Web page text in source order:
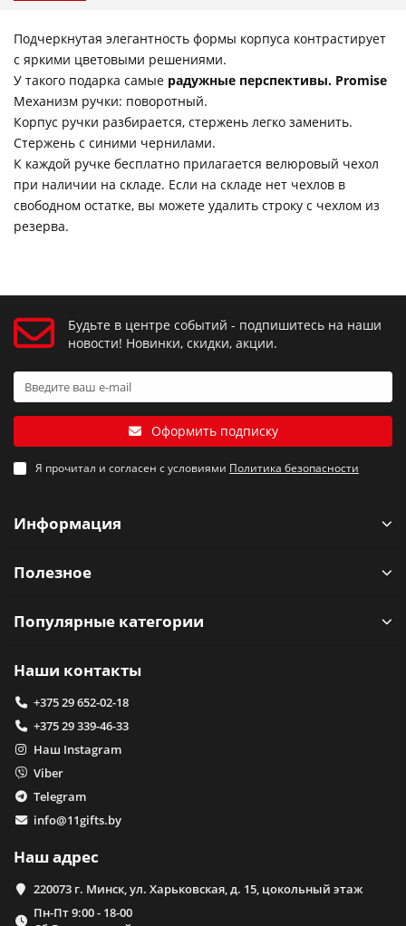
Подчеркнутая элегантность формы корпуса контрастирует
с яркими цветовыми решениями.
У такого подарка самые радужные перспективы. Promise
Механизм ручки: поворотный.
Корпус ручки разбирается, стержень легко заменить.
Стержень с синими чернилами.
К каждой ручке бесплатно прилагается велюровый чехол
при наличии на складе. Если на складе нет чехлов в
свободном остатке, вы можете удалить строку с чехлом из
резерва.
Будьте в центре событий - подпишитесь на наши
новости! Новинки, скидки, акции.
Оформить подписку
Я прочитал и согласен с условиями Политика безопасности
Информация
Полезное
Популярные категории
Наши контакты
+375 29 652-02-18
+375 29 339-46-33
Наш Instagram
Viber
Telegram
info@11gifts.by
Наш адрес
220073 г. Минск, ул. Харьковская, д. 15, цокольный этаж
Пн-Пт 9:00 - 18-00